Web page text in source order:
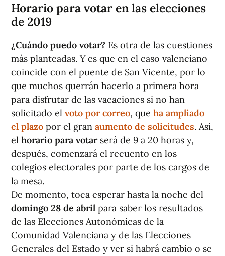
Horario para votar en las elecciones
de 2019
¿Cuándo puedo votar? Es otra de las cuestiones
más planteadas. Y es que en el caso valenciano
coincide con el puente de San Vicente, por lo
que muchos querrán hacerlo a primera hora
para disfrutar de las vacaciones si no han
solicitado el voto por correo, que ha ampliado
el plazo por el gran aumento de solicitudes. Así,
el horario para votarserá de 9 a 20 horas y,
después, comenzará el recuento en los
colegios electorales por parte de los cargos de
la mesa.
De momento, toca esperar hasta la noche del
domingo 28 de abril para saber los resultados
de las Elecciones Autonómicas de la
Comunidad Valenciana y de las Elecciones
Generales del Estado y ver si habrá cambio o se